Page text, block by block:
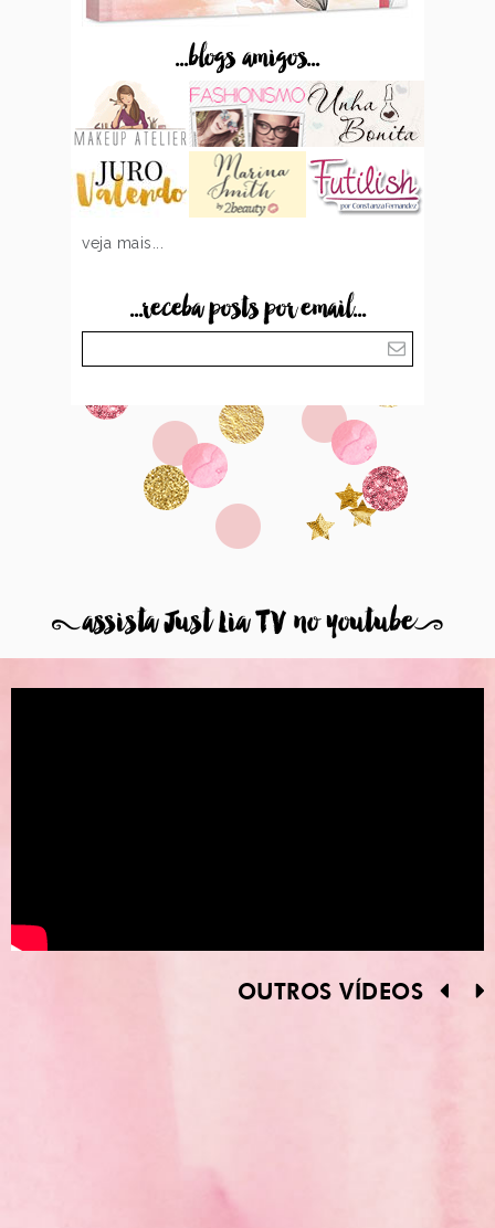
...blogs amigos...
veja mais...
...receba posts por email...
8assista Just Lia TV no youtube9
OUTROS VÍDEOS